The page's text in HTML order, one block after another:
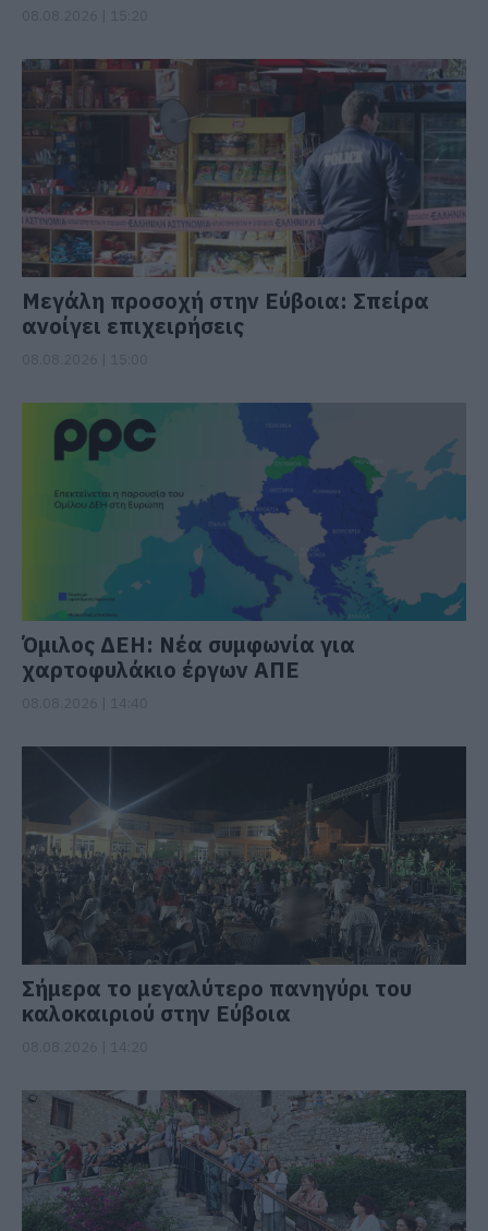
Μεγάλη προσοχή στην Εύβοια: Σπείρα
ανοίγει επιχειρήσεις
Όμιλος ΔΕΗ: Νέα συμφωνία για
χαρτοφυλάκιο έργων ΑΠΕ
Σήμερα το μεγαλύτερο πανηγύρι του
καλοκαιριού στην Εύβοια